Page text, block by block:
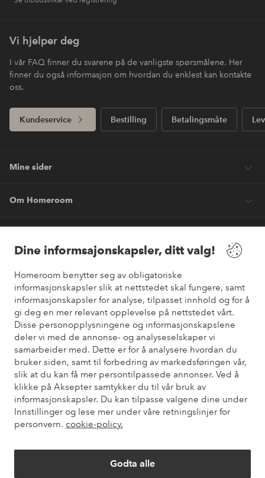
Dine informsajonskapsler, ditt valg!
Homeroom benytter seg av obligatoriske
informasjonskapsler slik at nettstedet skal fungere, samt
informasjonskapsler for analyse, tilpasset innhold og for å
gi deg en mer relevant opplevelse på nettstedet vårt.
Disse personopplysningene og informasjonskapslene
deler vi med de annonse- og analyseselskaper vi
samarbeider med. Dette er for å analysere hvordan du
bruker siden, samt til forbedring av markedsføringen vår,
slik at du kan få mer persontilpassede annonser. Ved å
klikke på Aksepter samtykker du til vår bruk av
informasjonskapsler. Du kan tilpasse valgene dine under
Innstillinger og lese mer under våre retningslinjer for
personvern. cookie-policy.
Godta alle
Vi hjelper deg
I vår FAQ finner du svarene på de vanligste spørsmålene. Her
finner du også informasjon om hvordan du enklest kan kontakte
oss.
Kundeservice Bestilling Betalingsmåte
Mine sider
Om Homeroom
Venner
Sikre betalinger
Vil du vite mer om våre betalingsalternativer?
elpy